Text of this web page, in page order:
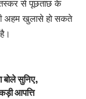
तस्कर से पूछताछ के
अहम खुलासे हो सकते
बोले सुनिए,
आपत्ति